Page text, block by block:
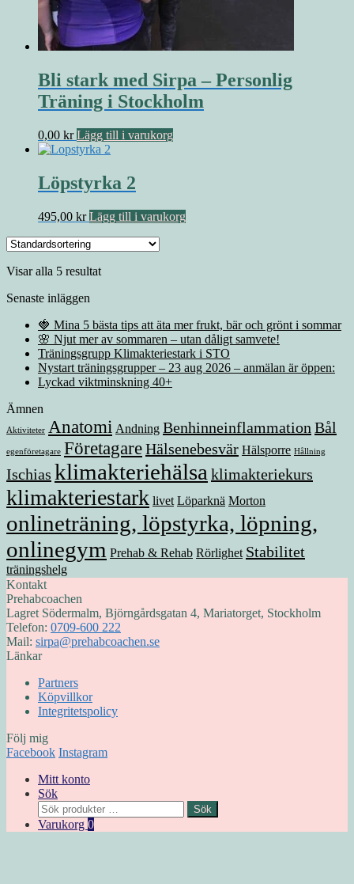
Bli stark med Sirpa – Personlig
Träning i Stockholm
0,00 kr Lägg till i varukorg
Löpstyrka 2
495,00 kr Lägg till i varukorg
Visar alla 5 resultat
Senaste inläggen
🍓 Mina 5 bästa tips att äta mer frukt, bär och grönt i sommar
🌸 Njut mer av sommaren – utan dåligt samvete!
Träningsgrupp Klimakteriestark i STO
Nystart träningsgrupper – 23 aug 2026 – anmälan är öppen:
Lyckad viktminskning 40+
Ämnen
Aktiviteter Anatomi Andning Benhinneinflammation Bål
egenföretagare FöretagareHälsenebesvär Hälsporre Hållning
Ischias klimakteriehälsa klimakteriekurs
klimakteriestark livet Löparknä Morton
onlineträning, löpstyrka, löpning,
onlinegym Prehab & Rehab Rörlighet Stabilitet
träningshelg
Kontakt
Prehabcoachen
Lagret Södermalm, Björngårdsgatan 4, Mariatorget, Stockholm
Telefon: 0709-600 222
Mail: sirpa@prehabcoachen.se
Länkar
Partners
Köpvillkor
Integritetspolicy
Följ mig
Facebook Instagram
Mitt konto
Sök
Sök
efter:
Sök
Varukorg 0